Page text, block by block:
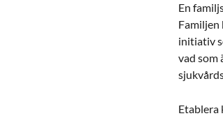
En
Familjen
initiativ
vad som
Etablera